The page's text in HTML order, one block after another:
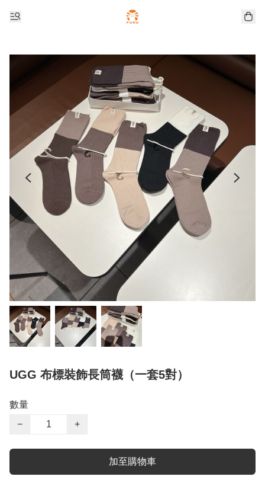
UGG 布標裝飾長筒襪（一套5對）
數量
−
+
加至購物車